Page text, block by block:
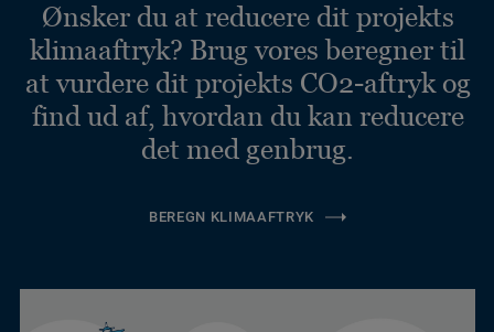
Ønsker du at reducere dit projekts
klimaaftryk? Brug vores beregner til
at vurdere dit projekts CO2-aftryk og
find ud af, hvordan du kan reducere
det med genbrug.
BEREGN KLIMAAFTRYK